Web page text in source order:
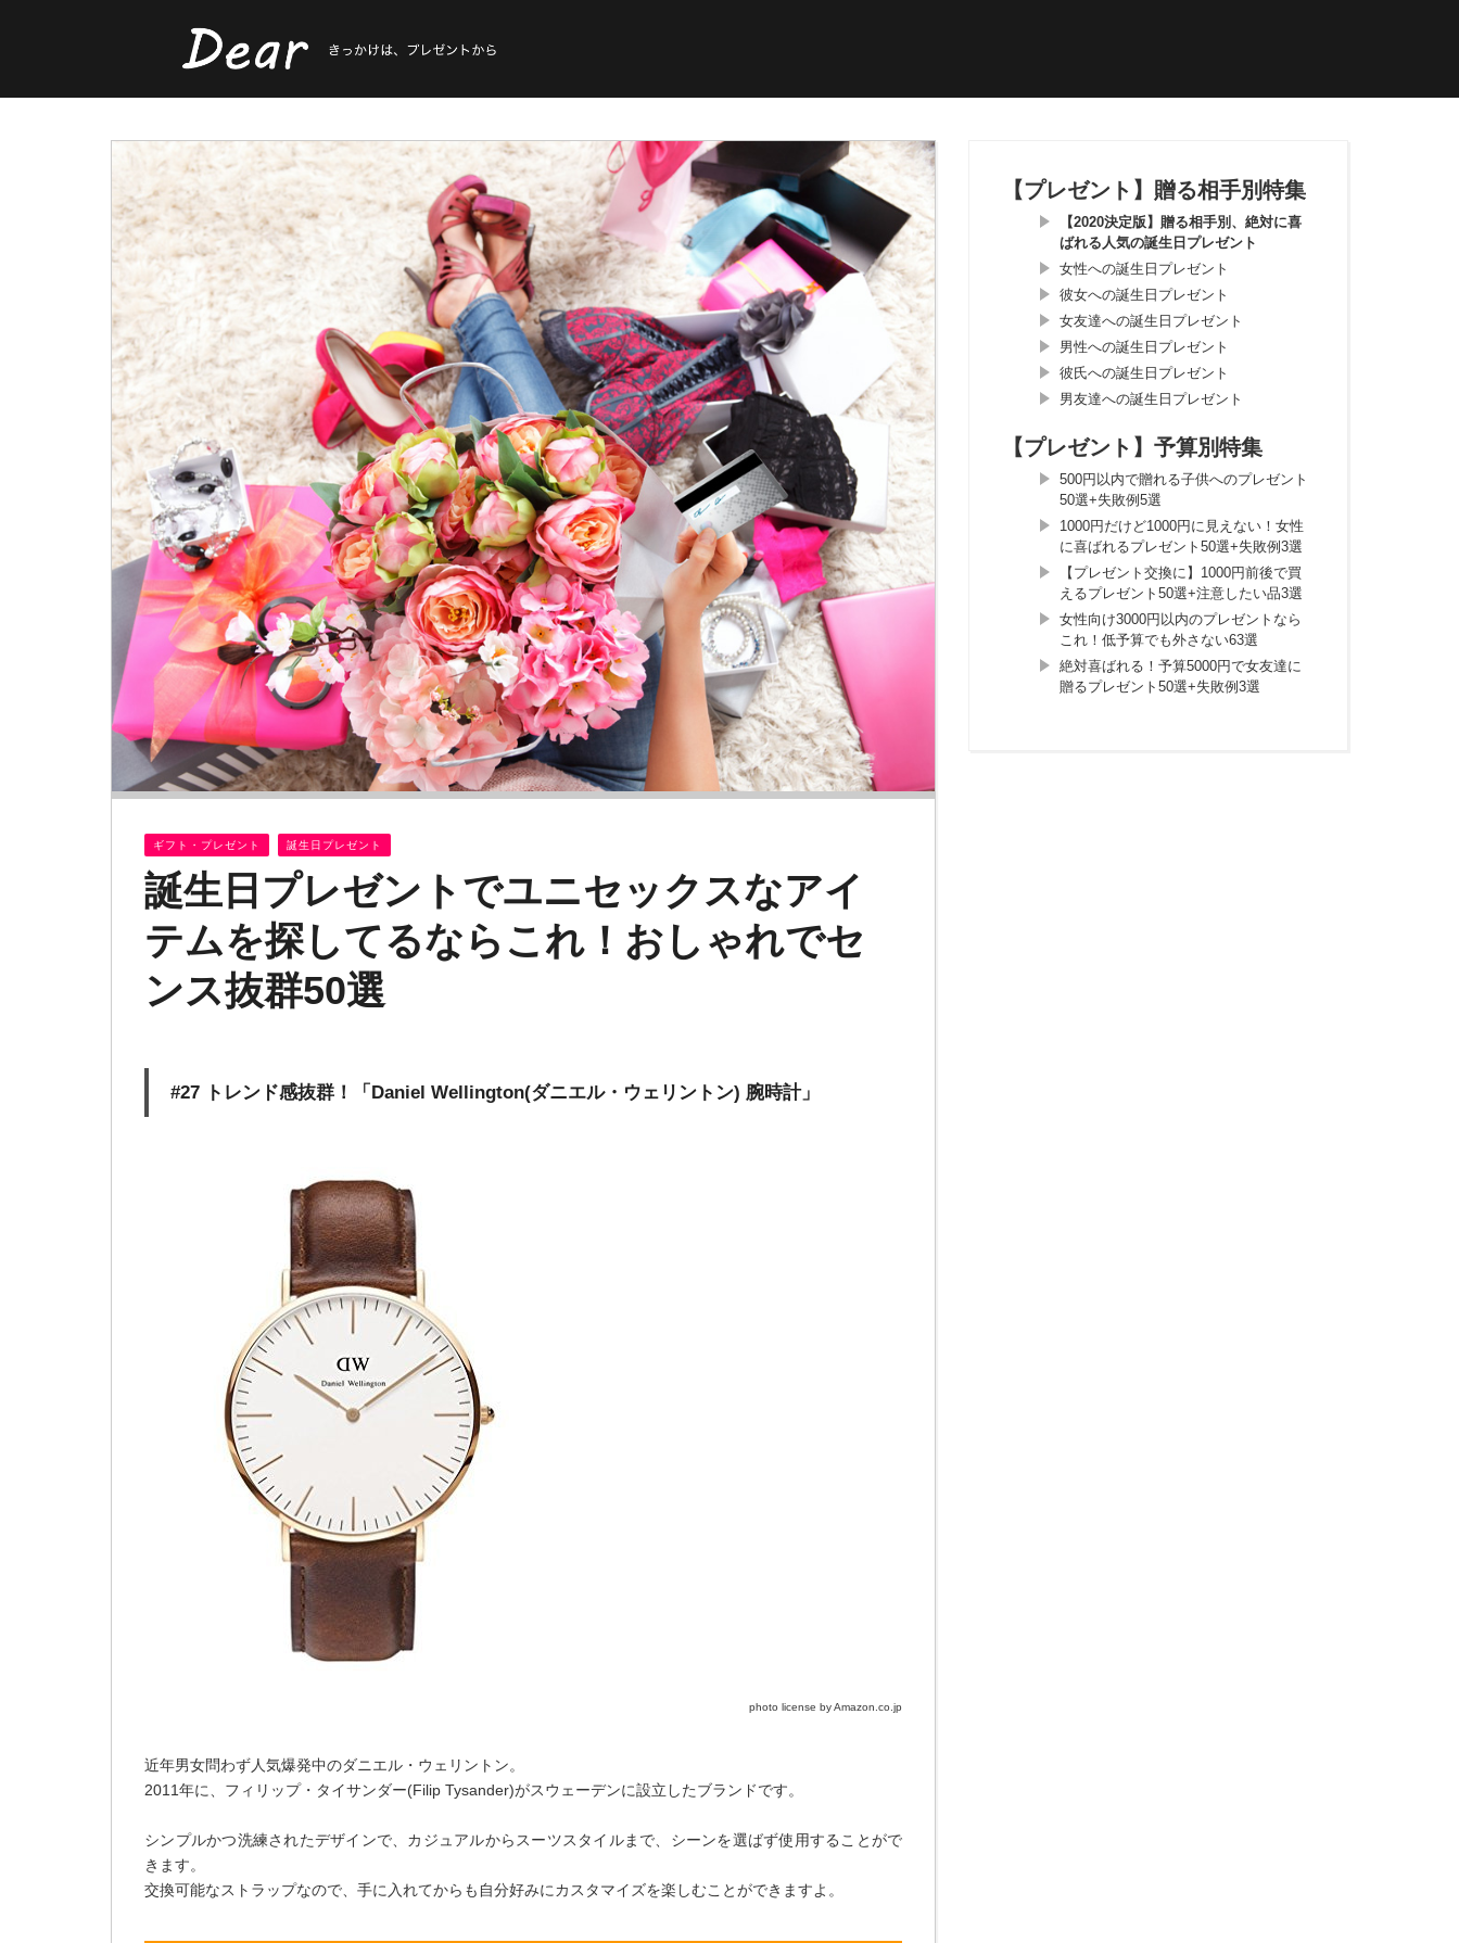
ギフト・プレゼント 誕生日プレゼント
誕生日プレゼントでユニセックスなアイ
テムを探してるならこれ！おしゃれでセ
ンス抜群50選
#27 トレンド感抜群！「Daniel Wellington(ダニエル・ウェリントン) 腕時計」
photo license by Amazon.co.jp
近年男女問わず人気爆発中のダニエル・ウェリントン。
2011年に、フィリップ・タイサンダー(Filip Tysander)がスウェーデンに設立したブランドです。
シンプルかつ洗練されたデザインで、カジュアルからスーツスタイルまで、シーンを選ばず使用することがで
きます。
交換可能なストラップなので、手に入れてからも自分好みにカスタマイズを楽しむことができますよ。
【プレゼント】贈る相手別特集
【2020決定版】贈る相手別、絶対に喜
ばれる人気の誕生日プレゼント
女性への誕生日プレゼント
彼女への誕生日プレゼント
女友達への誕生日プレゼント
男性への誕生日プレゼント
彼氏への誕生日プレゼント
男友達への誕生日プレゼント
【プレゼント】予算別特集
500円以内で贈れる子供へのプレゼント
50選+失敗例5選
1000円だけど1000円に見えない！女性
に喜ばれるプレゼント50選+失敗例3選
【プレゼント交換に】1000円前後で買
えるプレゼント50選+注意したい品3選
女性向け3000円以内のプレゼントなら
これ！低予算でも外さない63選
絶対喜ばれる！予算5000円で女友達に
贈るプレゼント50選+失敗例3選